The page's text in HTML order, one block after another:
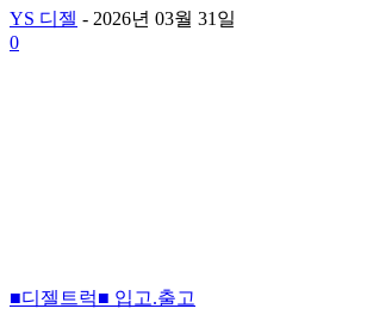
YS 디젤 - 2026년 03월 31일
0
■디젤트럭■ 입고.출고